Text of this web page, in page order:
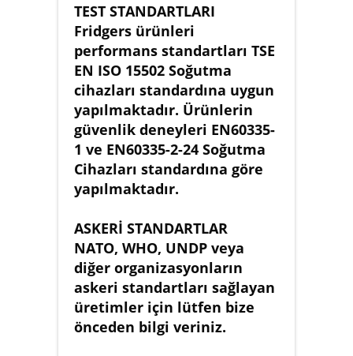
TEST STANDARTLARI
Fridgers ürünleri
performans standartları TSE
EN ISO 15502 Soğutma
cihazları standardına uygun
yapılmaktadır. Ürünlerin
güvenlik deneyleri EN60335-
1 ve EN60335-2-24 Soğutma
Cihazları standardına göre
yapılmaktadır.
ASKERİ STANDARTLAR
NATO, WHO, UNDP veya
diğer organizasyonların
askeri standartları sağlayan
üretimler için lütfen bize
önceden bilgi veriniz.